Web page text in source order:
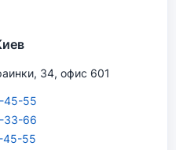
34, офис 601
45-55
33-66
45-55